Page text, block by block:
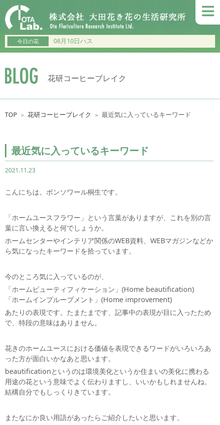
≡
今日の花 08月10日ハス
花研コーヒーブレイク
TOP ＞ 花研コーヒーブレイク ＞ 最近気に入っているキーワード
最近気に入っているキーワード
2021.11.23
こんにちは。ボンソワール桐生です。
「ホームユースフラワー」という言葉がありますが、これを別の言
葉に言い換えると何でしょうか。
ホームセンターやインテリア関係のWEB資料、WEBマガジンなどか
ら気になったキーワードを拾っています。
今のところ気に入っているのが、
「ホームビューティフィケーション」(Home beautification)
「ホームインプルーブメント」(Home improvement)
あたりの表現です。たまたまです、記事中の表現が目に入ったため
で、特段の意味はありません。
花きのホームユースにおける価値を表現できるワードがいろいろあ
った方が面白いかなあと思います。
beautificationというのは環境美化というか住まいの美化に携わる
用途の花という意味でよく伝わりますし、いいかもしれませんね。
結構自分でもしっくりきています。
またなにか良い用語があったらご紹介したいと思います。